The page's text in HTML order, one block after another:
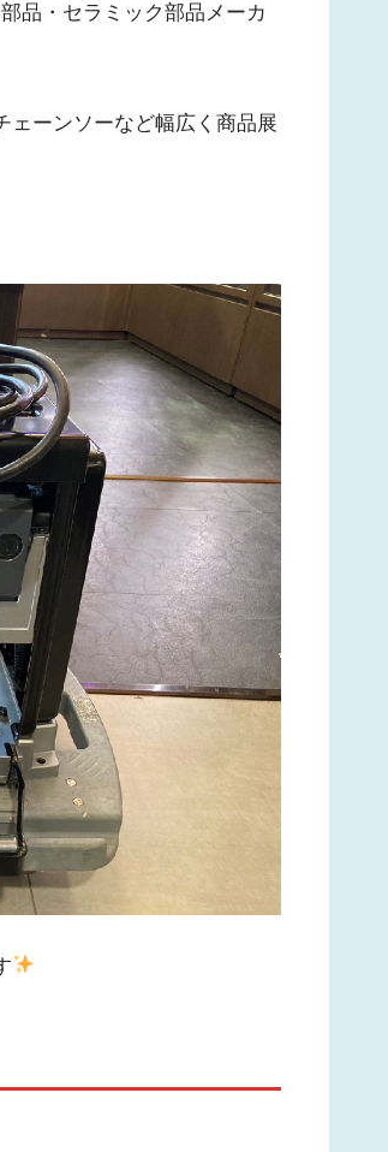
品・セラミック部品メーカ
ェーンソーなど幅広く商品展